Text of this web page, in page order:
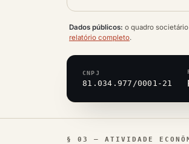
Dados públicos: o quadro
relatório completo.
CNPJ
81.034.977/0001-21
§ 03 — ATIVIDADE